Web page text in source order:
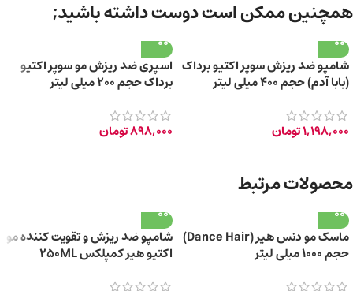
همچنین ممکن است دوست داشته باشید;
شامپو ضد ریزش سوپر اکتیو برداک
(بابا آدم) حجم ۴۰۰ میلی لیتر
1,198,000تومان
اسپری ضد ریزش مو سوپر اکتیو
برداک حجم ۲۰۰ میلی لیتر
898,000تومان
محصولات مرتبط
ماسک مو دنس هیر (Dance Hair)
حجم ۱۰۰۰ میلی لیتر
شامپو ضد ریزش و تقویت کننده مو
اکتیو هیر کمپلکس 250ML